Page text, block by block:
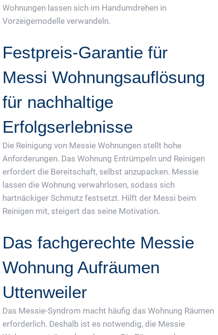
Wohnungen lassen sich im Handumdrehen in
Vorzeigemodelle verwandeln.
Festpreis-Garantie für
Messi Wohnungsauflösung
für nachhaltige
Erfolgserlebnisse
Die Reinigung von Messie Wohnungen stellt hohe
Anforderungen. Das Wohnung Entrümpeln und Reinigen
erfordert die Bereitschaft, selbst anzupacken. Messie
lassen die Wohnung verwahrlosen, sodass sich
hartnäckiger Schmutz festsetzt. Hilft der Messi beim
Reinigen mit, steigert das seine Motivation.
Das fachgerechte Messie
Wohnung Aufräumen
Uttenweiler
Das Messie-Syndrom macht häufig das Wohnung Räumen
erforderlich. Deshalb ist es notwendig, die Messie